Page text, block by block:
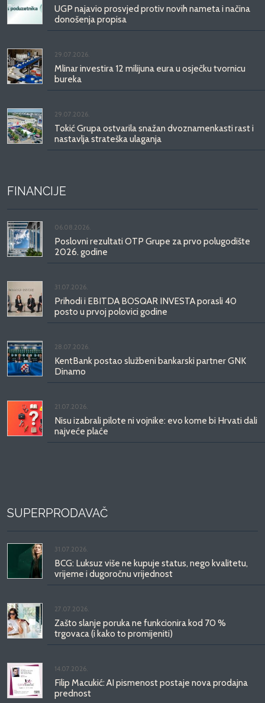
UGP najavio prosvjed protiv novih nameta i načina
donošenja propisa
29.07.2026.
Mlinar investira 12 milijuna eura u osječku tvornicu
bureka
29.07.2026.
Tokić Grupa ostvarila snažan dvoznamenkasti rast i
nastavlja strateška ulaganja
FINANCIJE
06.08.2026.
Poslovni rezultati OTP Grupe za prvo polugodište
2026. godine
31.07.2026.
Prihodi i EBITDA BOSQAR INVESTA porasli 40
posto u prvoj polovici godine
28.07.2026.
KentBank postao službeni bankarski partner GNK
Dinamo
21.07.2026.
Nisu izabrali pilote ni vojnike: evo kome bi Hrvati dali
najveće plaće
SUPERPRODAVAČ
31.07.2026.
BCG: Luksuz više ne kupuje status, nego kvalitetu,
vrijeme i dugoročnu vrijednost
27.07.2026.
Zašto slanje poruka ne funkcionira kod 70 %
trgovaca (i kako to promijeniti)
14.07.2026.
Filip Macukić: AI pismenost postaje nova prodajna
prednost